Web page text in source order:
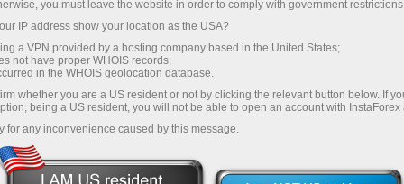
Gold, Oil and Bitcoin
Mở tài khoản giao dịch
Mở tài khoản demo
you must leave the website in order to comply with government
IP address show your location as the USA?
a VPN provided by a hosting company based in the United States;
not have proper WHOIS records;
in the WHOIS geolocation database.
whether you are a US resident or not by clicking the relevant button below. If
being a US resident, you will not be able to open an account with InstaForex
for any inconvenience caused by this message.